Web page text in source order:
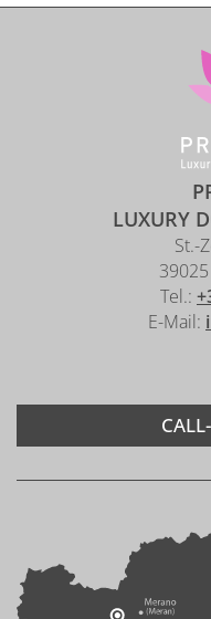
LUXURY
St.-
Tel.:
E-Mail: